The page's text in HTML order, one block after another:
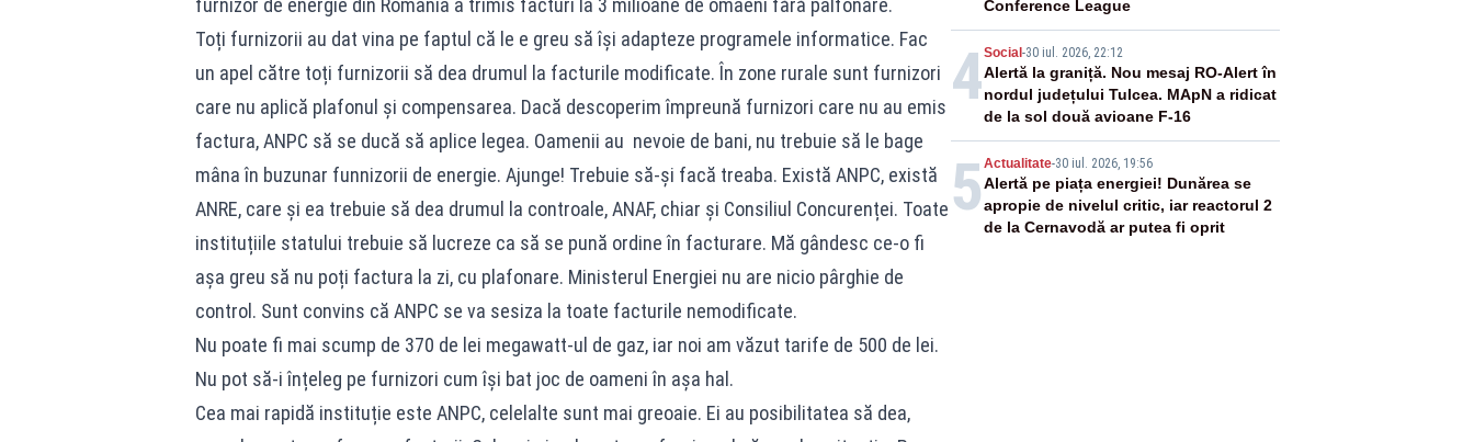
furnizor de energie din România a trimis facturi la 3 milioane de omaeni fără palfonare.
Toți furnizorii au dat vina pe faptul că le e greu să își adapteze programele informatice. Fac
un apel către toți furnizorii să dea drumul la facturile modificate. În zone rurale sunt furnizori
care nu aplică plafonul și compensarea. Dacă descoperim împreună furnizori care nu au emis
factura, ANPC să se ducă să aplice legea. Oamenii au nevoie de bani, nu trebuie să le bage
mâna în buzunar funnizorii de energie. Ajunge! Trebuie să-și facă treaba. Există ANPC, există
ANRE, care și ea trebuie să dea drumul la controale, ANAF, chiar și Consiliul Concurenței. Toate
instituțiile statului trebuie să lucreze ca să se pună ordine în facturare. Mă gândesc ce-o fi
așa greu să nu poți factura la zi, cu plafonare. Ministerul Energiei nu are nicio pârghie de
control. Sunt convins că ANPC se va sesiza la toate facturile nemodificate.
Nu poate fi mai scump de 370 de lei megawatt-ul de gaz, iar noi am văzut tarife de 500 de lei.
Nu pot să-i înțeleg pe furnizori cum își bat joc de oameni în așa hal.
Cea mai rapidă instituție este ANPC, celelalte sunt mai greoaie. Ei au posibilitatea să dea,
Conference League
4Social -30 iul. 2026, 22:12
Alertă la graniță. Nou mesaj RO-Alert în
nordul județului Tulcea. MApN a ridicat
de la sol două avioane F-16
5 Actualitate-30 iul. 2026, 19:56
Alertă pe piața energiei! Dunărea se
apropie de nivelul critic, iar reactorul 2
de la Cernavodă ar putea fi oprit